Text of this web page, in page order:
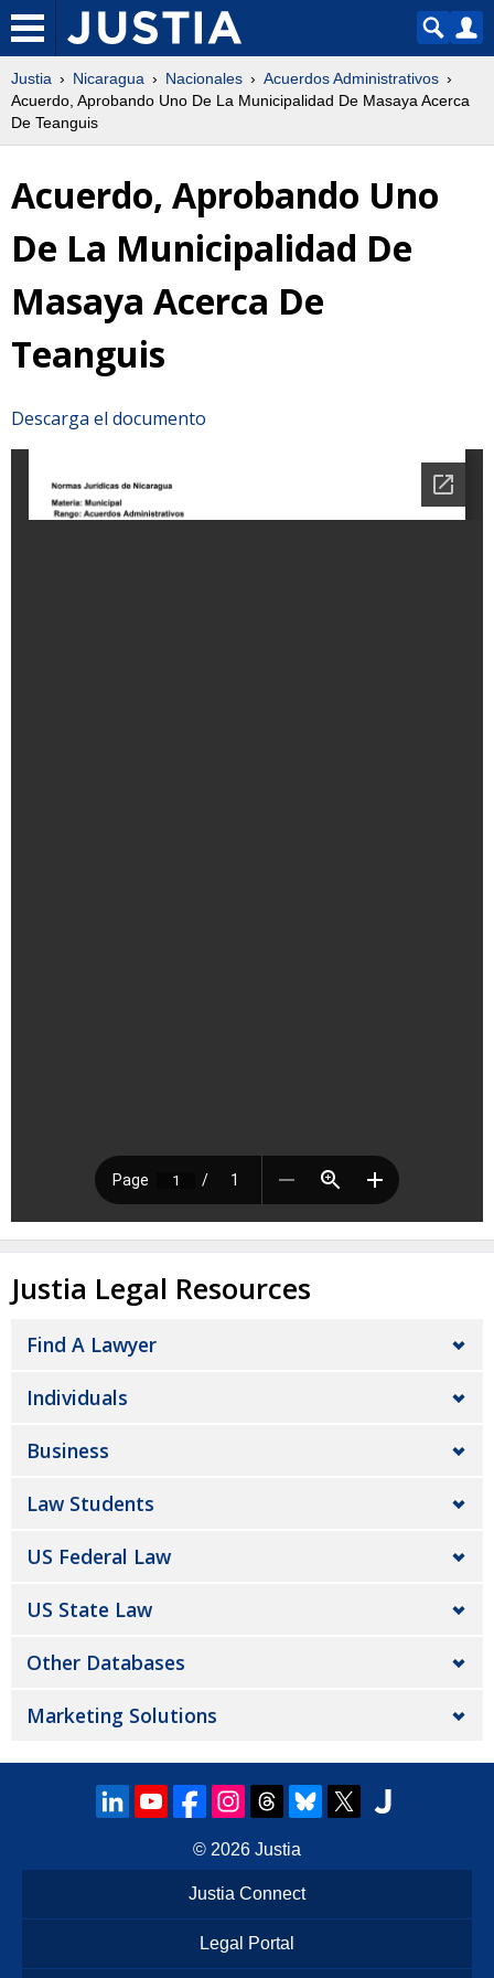
Justia Nicaragua Nacionales
Acuerdos Administrativos
Acuerdo, Aprobando Uno De La Municipalidad De Masaya Acerca
De Teanguis
Acuerdo, Aprobando Uno
De La Municipalidad De
Masaya Acerca De
Teanguis
Descarga el documento
Justia Legal Resources
Find A Lawyer
Individuals
Business
Law Students
US Federal Law
US State Law
Other Databases
Marketing Solutions
© 2026 Justia
Justia Connect
Legal Portal